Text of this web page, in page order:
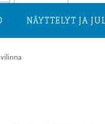
NÄYTTELYT JA